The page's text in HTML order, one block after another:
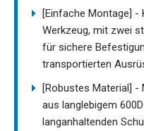
[Einfache Montage] -
Werkzeug, mit zwei
für sichere
transportierten
[Robustes Material] -
aus langlebigem
langanhaltenden